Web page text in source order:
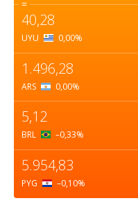
=
40,28
UYU 0,00%
1.496,28
ARS 0,00%
5,12
BRL –0,33%
5.954,83
PYG –0,10%